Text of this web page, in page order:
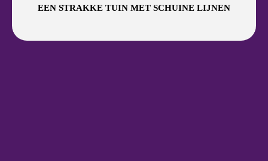
EEN STRAKKE TUIN MET SCHUINE LIJNEN